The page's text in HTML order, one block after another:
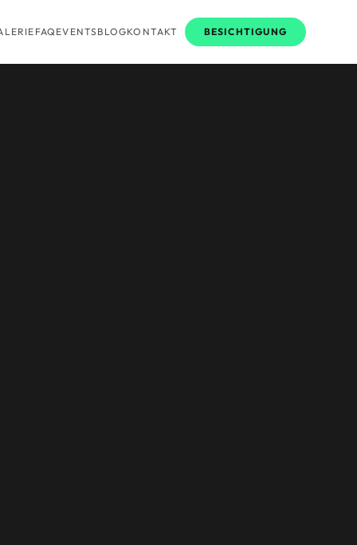
FAQEVENTS BLOGKONTAKT BESICHTIGUNG